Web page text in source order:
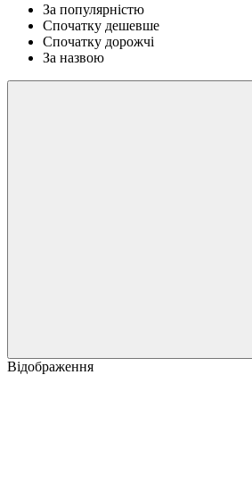
За популярністю
Спочатку дешевше
Спочатку дорожчі
За назвою
Відображення